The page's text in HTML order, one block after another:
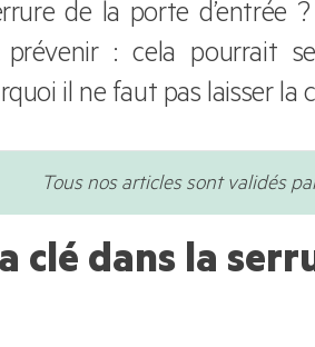
de la porte d’entrée
prévenir : cela pourrait
il ne faut pas laisser la
Tous nos articles sont validés
clé dans la